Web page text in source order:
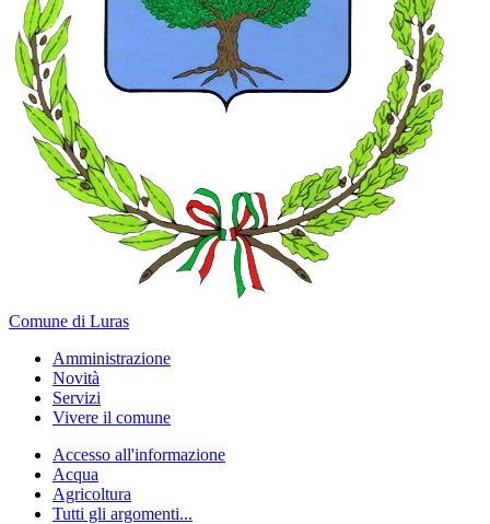
Comune di Luras
Amministrazione
Novità
Servizi
Vivere il comune
Accesso all'informazione
Acqua
Agricoltura
Tutti gli argomenti...